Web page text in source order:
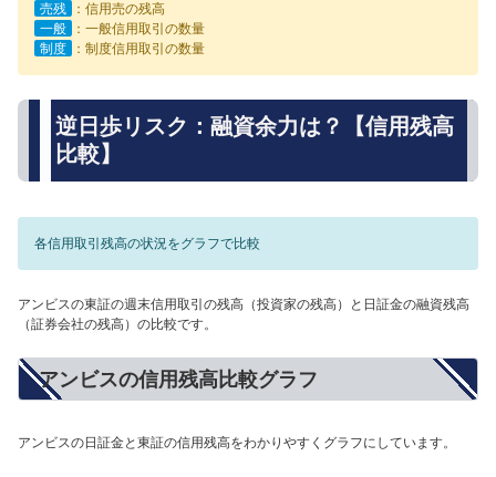
売残
：信用売の残高
一般
：一般信用取引の数量
制度
：制度信用取引の数量
逆日歩リスク：融資余力は？【信用残高
比較】
各信用取引残高の状況をグラフで比較
アンビスの東証の週末信用取引の残高（投資家の残高）と日証金の融資残高
（証券会社の残高）の比較です。
アンビスの信用残高比較グラフ
アンビスの日証金と東証の信用残高をわかりやすくグラフにしています。